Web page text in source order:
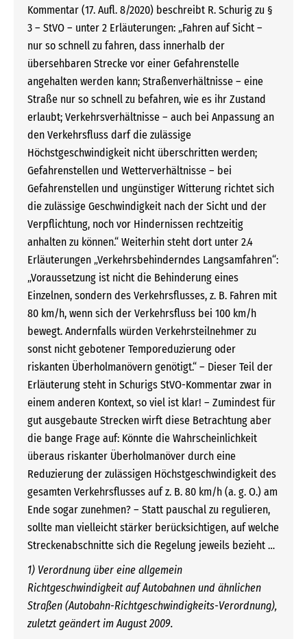
Kommentar (17. Aufl. 8/2020) beschreibt R. Schurig zu §
3 – StVO – unter 2 Erläuterungen: „Fahren auf Sicht –
nur so schnell zu fahren, dass innerhalb der
übersehbaren Strecke vor einer Gefahrenstelle
angehalten werden kann; Straßenverhältnisse – eine
Straße nur so schnell zu befahren, wie es ihr Zustand
erlaubt; Verkehrsverhältnisse – auch bei Anpassung an
den Verkehrsfluss darf die zulässige
Höchstgeschwindigkeit nicht überschritten werden;
Gefahrenstellen und Wetterverhältnisse – bei
Gefahrenstellen und ungünstiger Witterung richtet sich
die zulässige Geschwindigkeit nach der Sicht und der
Verpflichtung, noch vor Hindernissen rechtzeitig
anhalten zu können.“ Weiterhin steht dort unter 2.4
Erläuterungen „Verkehrsbehinderndes Langsamfahren“:
„Voraussetzung ist nicht die Behinderung eines
Einzelnen, sondern des Verkehrsflusses, z. B. Fahren mit
80 km/h, wenn sich der Verkehrsfluss bei 100 km/h
bewegt. Andernfalls würden Verkehrsteilnehmer zu
sonst nicht gebotener Temporeduzierung oder
riskanten Überholmanövern genötigt.“ – Dieser Teil der
Erläuterung steht in Schurigs StVO-Kommentar zwar in
einem anderen Kontext, so viel ist klar! – Zumindest für
gut ausgebaute Strecken wirft diese Betrachtung aber
die bange Frage auf: Könnte die Wahrscheinlichkeit
überaus riskanter Überholmanöver durch eine
Reduzierung der zulässigen Höchstgeschwindigkeit des
gesamten Verkehrsflusses auf z. B. 80 km/h (a. g. O.) am
Ende sogar zunehmen? – Statt pauschal zu regulieren,
sollte man vielleicht stärker berücksichtigen, auf welche
Streckenabschnitte sich die Regelung jeweils bezieht …
1) Verordnung über eine allgemein
Richtgeschwindigkeit auf Autobahnen und ähnlichen
Straßen (Autobahn-Richtgeschwindigkeits-Verordnung),
zuletzt geändert im August 2009.